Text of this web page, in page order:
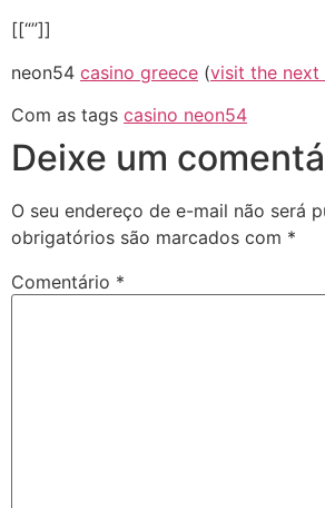
[[“”]]
neon54 casino greece (visit the next
Com as tags casino neon54
Deixe um
O seu endereço de e-mail não será
obrigatórios são marcados com *
Comentário *